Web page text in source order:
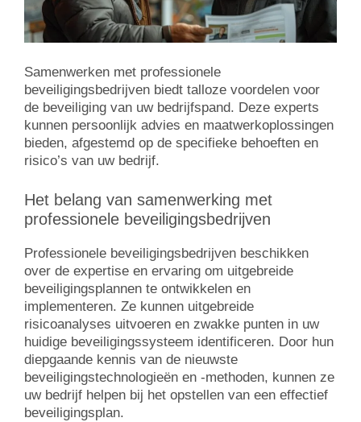
Samenwerken met professionele
beveiligingsbedrijven biedt talloze voordelen voor
de beveiliging van uw bedrijfspand. Deze experts
kunnen persoonlijk advies en maatwerkoplossingen
bieden, afgestemd op de specifieke behoeften en
risico’s van uw bedrijf.
Het belang van samenwerking met
professionele beveiligingsbedrijven
Professionele beveiligingsbedrijven beschikken
over de expertise en ervaring om uitgebreide
beveiligingsplannen te ontwikkelen en
implementeren. Ze kunnen uitgebreide
risicoanalyses uitvoeren en zwakke punten in uw
huidige beveiligingssysteem identificeren. Door hun
diepgaande kennis van de nieuwste
beveiligingstechnologieën en -methoden, kunnen ze
uw bedrijf helpen bij het opstellen van een effectief
beveiligingsplan.